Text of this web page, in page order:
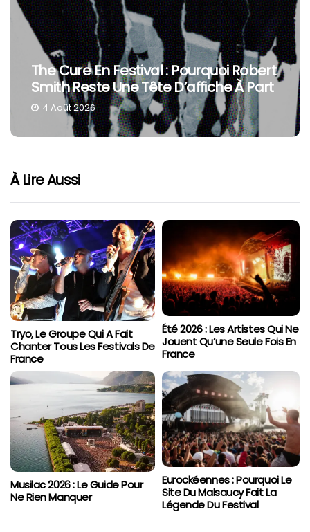
The Cure En Festival : Pourquoi Robert
Smith Reste Une Tête D’affiche À Part
4 Août 2026
À Lire Aussi
Tryo, Le Groupe Qui A Fait
Chanter Tous Les Festivals De
France
Été 2026 : Les Artistes Qui Ne
Jouent Qu’une Seule Fois En
France
Musilac 2026 : Le Guide Pour
Ne Rien Manquer
Eurockéennes : Pourquoi Le
Site Du Malsaucy Fait La
Légende Du Festival